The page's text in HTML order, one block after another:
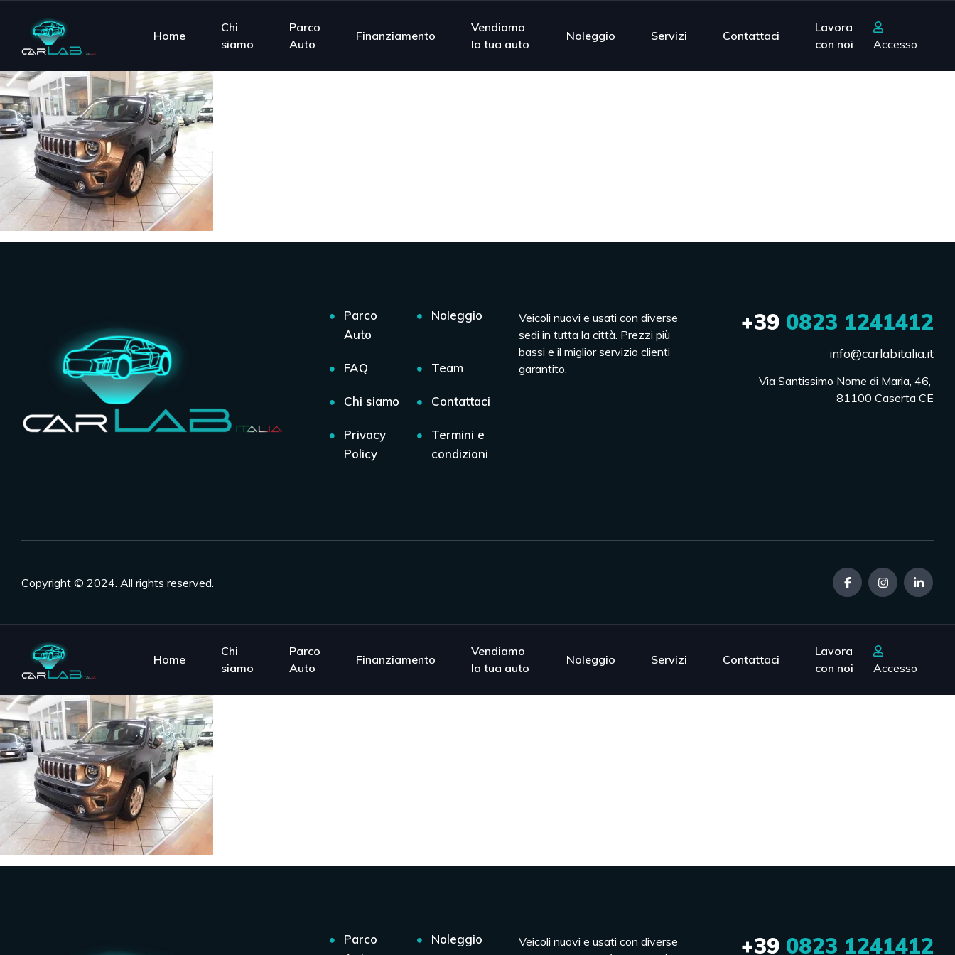
Home
Chi
siamo
Parco
Auto
Finanziamento
Vendiamo
la tua auto
Noleggio Servizi Contattaci
Lavora
con noi
Accesso
Parco
Auto
Noleggio
FAQ Team
Chi siamo Contattaci
Privacy
Policy
Termini e
condizioni
Veicoli nuovi e usati con diverse
sedi in tutta la città. Prezzi più
bassi e il miglior servizio clienti
garantito.
+390823 1241412
info@carlabitalia.it
Via Santissimo Nome di Maria, 46,
81100 Caserta CE
Copyright © 2024. All rights reserved.
Home
Chi
siamo
Parco
Auto
Finanziamento
Vendiamo
la tua auto
Noleggio Servizi Contattaci
Lavora
con noi
Accesso
Parco
Noleggio
Veicoli nuovi e usati con diverse
+390823 1241412